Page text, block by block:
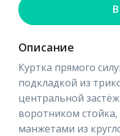
Описание
Куртка прямого
подкладкой из
центральной
воротником
манжетами из